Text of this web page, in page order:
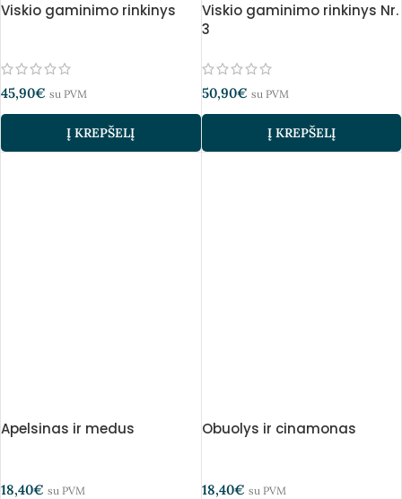
Viskio gaminimo rinkinys
45,90€ su PVM
Į KREPŠELĮ
Viskio gaminimo rinkinys Nr.
3
50,90€ su PVM
Į KREPŠELĮ
Apelsinas ir medus
18,40€ su PVM
Obuolys ir cinamonas
18,40€ su PVM